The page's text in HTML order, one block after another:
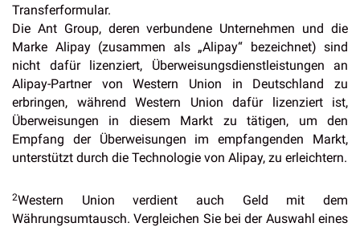
Transferformular.
Die Ant Group, deren verbundene Unternehmen und die
Marke Alipay (zusammen als „Alipay“ bezeichnet) sind
nicht dafür lizenziert, Überweisungsdienstleistungen an
Alipay-Partner von Western Union in Deutschland zu
erbringen, während Western Union dafür lizenziert ist,
Überweisungen in diesem Markt zu tätigen, um den
Empfang der Überweisungen im empfangenden Markt,
unterstützt durch die Technologie von Alipay, zu erleichtern.
2Western Union verdient auch Geld mit dem
Währungsumtausch. Vergleichen Sie bei der Auswahl eines